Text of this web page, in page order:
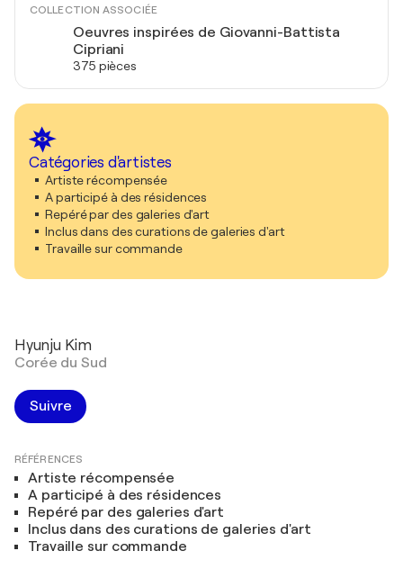
COLLECTION ASSOCIÉE
Oeuvres inspirées de Giovanni-Battista
Cipriani
375 pièces
Catégories d'artistes
Artiste récompensée
A participé à des résidences
Repéré par des galeries d'art
Inclus dans des curations de galeries d'art
Travaille sur commande
Hyunju Kim
Corée du Sud
Suivre
RÉFÉRENCES
Artiste récompensée
A participé à des résidences
Repéré par des galeries d'art
Inclus dans des curations de galeries d'art
Travaille sur commande